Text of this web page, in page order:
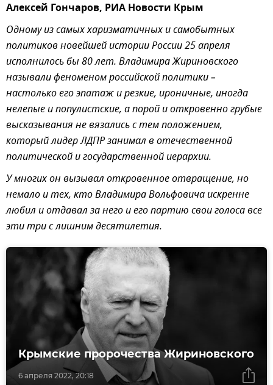
Алексей Гончаров, РИА Новости Крым
Одному из самых харизматичных и самобытных
политиков новейшей истории России 25 апреля
исполнилось бы 80 лет. Владимира Жириновского
называли феноменом российской политики –
настолько его эпатаж и резкие, ироничные, иногда
нелепые и популистские, а порой и откровенно грубые
высказывания не вязались с тем положением,
который лидер ЛДПР занимал в отечественной
политической и государственной иерархии.
У многих он вызывал откровенное отвращение, но
немало и тех, кто Владимира Вольфовича искренне
любил и отдавал за него и его партию свои голоса все
эти три с лишним десятилетия.
6 апреля 2022, 20:18
Крымские пророчества Жириновского